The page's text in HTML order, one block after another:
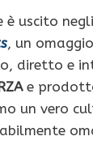
è uscito
, un
diretto e
e
un vero